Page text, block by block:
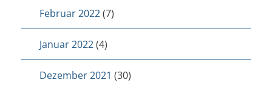
Februar 2022(7)
Januar 2022(4)
Dezember 2021 (30)